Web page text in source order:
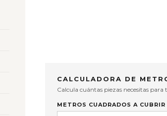
CALCULADORA DE
Calcula cuántas piezas necesitas para
METROS CUADRADOS A CUBRIR